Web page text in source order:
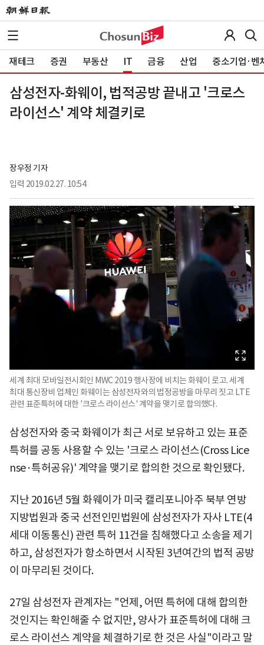
재테크 증권 부동산 IT 금융 산업 중소기업·벤
삼성전자-화웨이, 법적공방 끝내고 '크로스
라이선스' 계약 체결키로
장우정 기자
입력 2019.02.27. 10:54
세계 최대 모바일전시회인 MWC 2019 행사장에 비치는 화웨이 로고. 세계
최대 통신장비 업체인 화웨이는 삼성전자와의 법정공방을 마무리 짓고 LTE
관련 표준특허에 대한 '크로스 라이선스' 계약을 맺기로 합의했다.
삼성전자와 중국 화웨이가 최근 서로 보유하고 있는 표준
특허를 공동 사용할 수 있는 '크로스 라이선스(Cross Lice
nse·특허공유)' 계약을 맺기로 합의한 것으로 확인됐다.
지난 2016년 5월 화웨이가 미국 캘리포니아주 북부 연방
지방법원과 중국 선전인민법원에 삼성전자가 자사 LTE(4
세대 이동통신) 관련 특허 11건을 침해했다고 소송을 제기
하고, 삼성전자가 항소하면서 시작된 3년여간의 법적 공방
이 마무리된 것이다.
27일 삼성전자 관계자는 "언제, 어떤 특허에 대해 합의한
것인지는 확인해줄 수 없지만, 양사가 표준특허에 대해 크
로스 라이선스 계약을 체결하기로 한 것은 사실"이라고 말